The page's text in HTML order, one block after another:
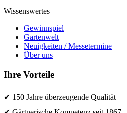
Wissenswertes
Gewinnspiel
Gartenwelt
Neuigkeiten / Messetermine
Über uns
Ihre Vorteile
✔ 150 Jahre überzeugende Qualität